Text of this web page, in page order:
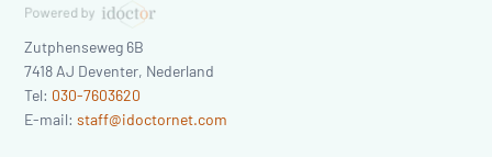
Zutphenseweg 6B
7418 AJ Deventer, Nederland
Tel: 030-7603620
E-mail:staff@idoctornet.com